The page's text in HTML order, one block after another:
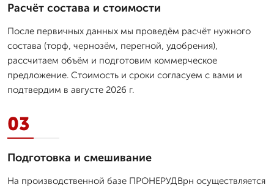
Расчёт состава и стоимости
После первичных данных мы проведём расчёт нужного
состава (торф, чернозём, перегной, удобрения),
рассчитаем объём и подготовим коммерческое
предложение. Стоимость и сроки согласуем с вами и
подтвердим в августе 2026 г.
03
Подготовка и смешивание
На производственной базе ПРОНЕРУДВрн осуществляется